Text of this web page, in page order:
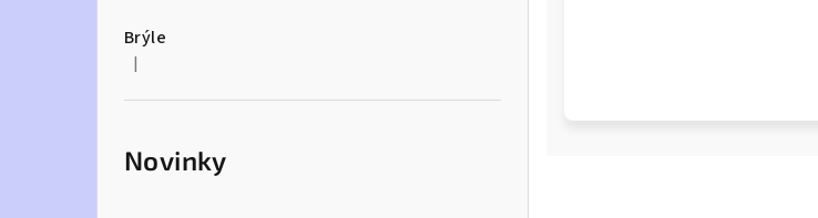
Brýle
Hodnocení produktu je 5 z 5 hvězdiček.
Novinky